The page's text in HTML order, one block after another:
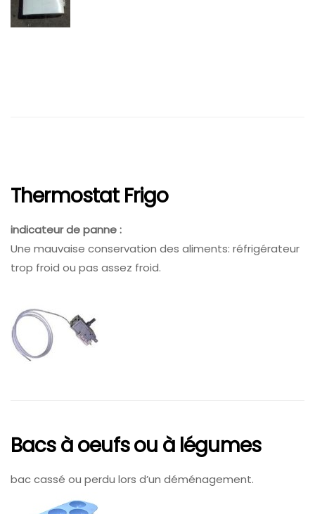
Thermostat Frigo
indicateur de panne :
Une mauvaise conservation des aliments: réfrigérateur
trop froid ou pas assez froid.
Bacs à oeufs ou à légumes
bac cassé ou perdu lors d’un déménagement.